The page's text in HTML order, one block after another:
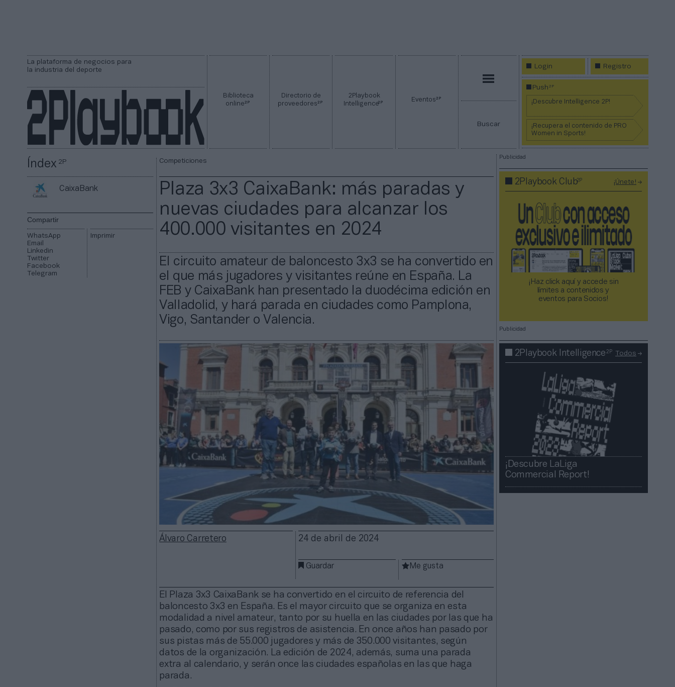
La plataforma de negocios para
la industria del deporte
Biblioteca
online2P
Directorio de
proveedores2P
2Playbook
Intelligence2P Eventos2P
Buscar
Login Registro
Push2P
¡Descubre Intelligence 2P!
¡Recupera el contenido de PRO
Women in Sports!
Índex2P
CaixaBank
Compartir
WhatsApp
Email
Linkedin
Twitter
Facebook
Telegram
Imprimir
Competiciones
Plaza 3x3 CaixaBank: más paradas y
nuevas ciudades para alcanzar los
400.000 visitantes en 2024
El circuito amateur de baloncesto 3x3 se ha convertido en
el que más jugadores y visitantes reúne en España. La
FEB y CaixaBank han presentado la duodécima edición en
Valladolid, y hará parada en ciudades como Pamplona,
Vigo, Santander o Valencia.
Álvaro Carretero 24 de abril de 2024
Guardar Me gusta
El Plaza 3x3 CaixaBank se ha convertido en el circuito de referencia del
baloncesto 3x3 en España. Es el mayor circuito que se organiza en esta
modalidad a nivel amateur, tanto por su huella en las ciudades por las que ha
pasado, como por sus registros de asistencia. En once años han pasado por
sus pistas más de 55.000 jugadores y más de 350.000 visitantes, según
datos de la organización. La edición de 2024, además, suma una parada
extra al calendario, y serán once las ciudades españolas en las que haga
parada.
Publicidad
2Playbook Club2P ¡Únete!
¡Haz click aquí y accede sin
límites a contenidos y
eventos para Socios!​​​​​​​
Publicidad
2Playbook Intelligence2P Todos
¡Descubre LaLiga
Commercial Report!​​